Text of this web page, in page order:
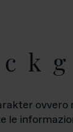
le